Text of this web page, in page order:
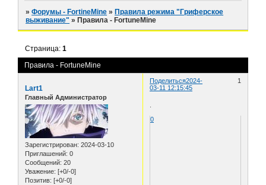
»Форумы - FortineMine »Правила режима "Гриферское
выживание" »Правила - FortuneMine
Правила - FortuneMine
Страница:1
Поделиться 1
2024-
03-11 12:15:45
Lart1
Главный Администратор
Зарегистрирован: 2024-03-10
Приглашений: 0
Сообщений: 20
Уважение: [+0/-0]
Позитив: [+0/-0]
0